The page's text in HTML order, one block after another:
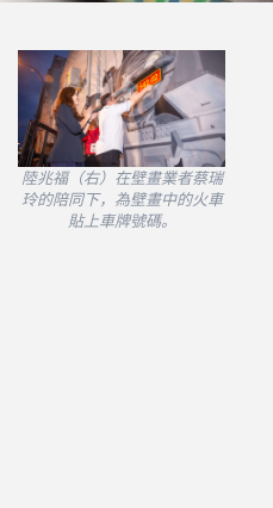
陸兆福（右）在壁畫業者蔡瑞
玲的陪同下，為壁畫中的火車
貼上車牌號碼。